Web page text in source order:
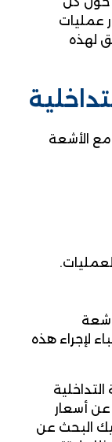
عمليات
لهذه
الأشعة
لإجراء هذه
عن أسعار
البحث عن